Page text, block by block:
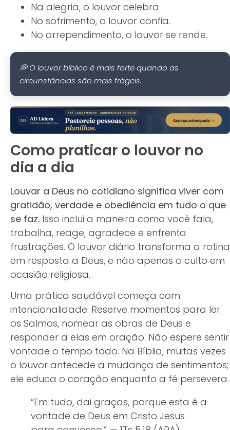
Na alegria, o louvor celebra.
No sofrimento, o louvor confia.
No arrependimento, o louvor se rende.
💭 O louvor bíblico é mais forte quando as
circunstâncias são mais frágeis.
Como praticar o louvor no
dia a dia
Louvar a Deus no cotidiano significa viver com
gratidão, verdade e obediência em tudo o que
se faz. Isso inclui a maneira como você fala,
trabalha, reage, agradece e enfrenta
frustrações. O louvor diário transforma a rotina
em resposta a Deus, e não apenas o culto em
ocasião religiosa.
Uma prática saudável começa com
intencionalidade. Reserve momentos para ler
os Salmos, nomear as obras de Deus e
responder a elas em oração. Não espere sentir
vontade o tempo todo. Na Bíblia, muitas vezes
o louvor antecede a mudança de sentimentos;
ele educa o coração enquanto a fé persevera.
“Em tudo, dai graças, porque esta é a
vontade de Deus em Cristo Jesus